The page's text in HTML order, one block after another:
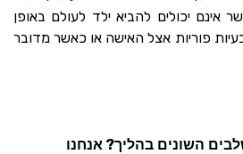
אינם יכולים להביא ילד לעולם באופן
פוריות אצל האישה או כאשר מדובר
השונים בהליך? אנחנו